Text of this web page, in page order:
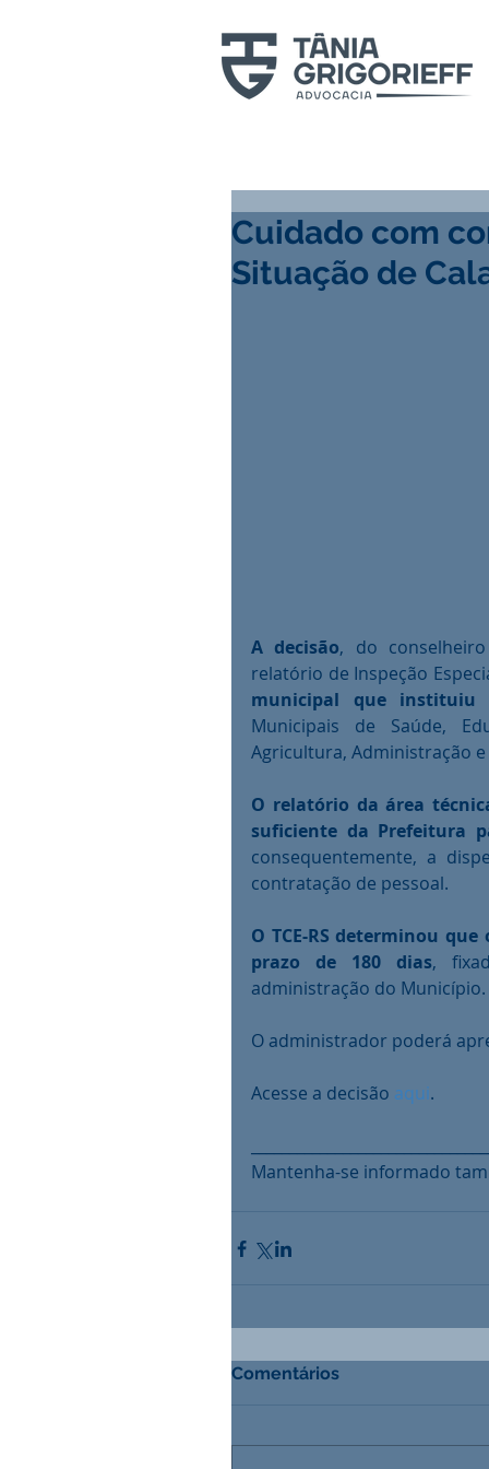
Cuidado com
Situação de
A decisão, do
relatório de Inspeção
municipal que instituiu
Municipais de Saúde,
Agricultura, Administração e
O relatório da área
suficiente da Prefeitura
consequentemente, a
contratação de pessoal.
O TCE-RS determinou
prazo de 180 dias,
administração do Município.
O administrador poderá
Acesse a decisão aqui.
Mantenha-se informado
Comentários